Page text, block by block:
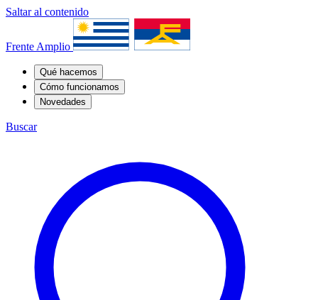
Saltar al contenido
Frente Amplio
Qué hacemos
Cómo funcionamos
Novedades
Buscar